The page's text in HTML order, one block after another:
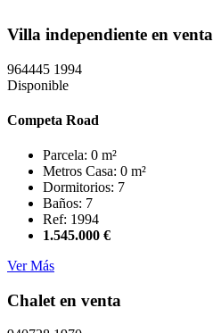
Villa independiente en venta
964445 1994
Disponible
Competa Road
Parcela: 0 m²
Metros Casa: 0 m²
Dormitorios: 7
Baños: 7
Ref: 1994
1.545.000 €
Ver Más
Chalet en venta